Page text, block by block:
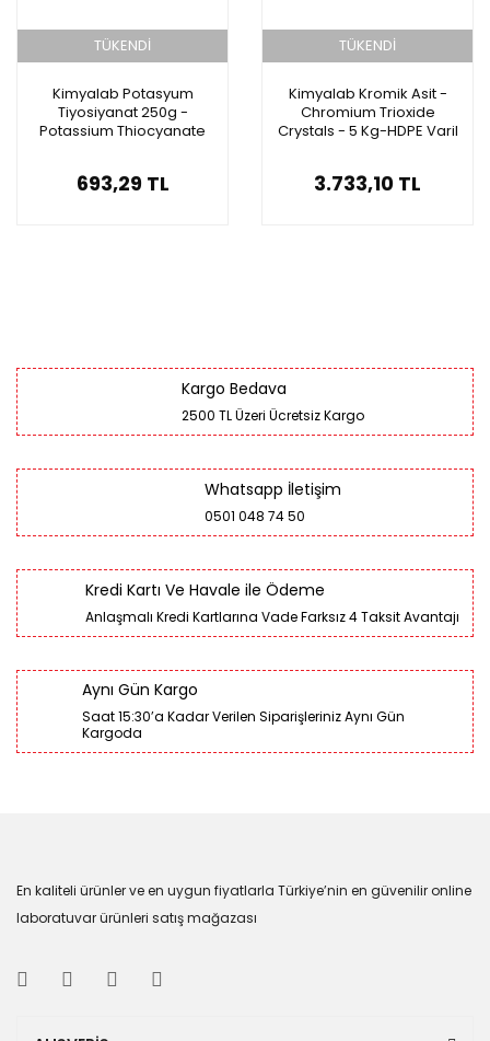
TÜKENDİ
Kimyalab Potasyum
Tiyosiyanat 250g -
Potassium Thiocyanate
693,29 TL
TÜKENDİ
Kimyalab Kromik Asit -
Chromium Trioxide
Crystals - 5 Kg-HDPE Varil
3.733,10 TL
Kargo Bedava
2500 TL Üzeri Ücretsiz Kargo
Whatsapp İletişim
0501 048 74 50
Kredi Kartı Ve Havale ile Ödeme
Anlaşmalı Kredi Kartlarına Vade Farksız 4 Taksit Avantajı
Aynı Gün Kargo
Saat 15:30’a Kadar Verilen Siparişleriniz Aynı Gün
Kargoda
En kaliteli ürünler ve en uygun fiyatlarla Türkiye’nin en güvenilir online
laboratuvar ürünleri satış mağazası